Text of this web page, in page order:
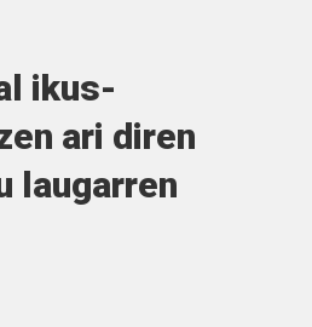
ikus-
ari diren
laugarren